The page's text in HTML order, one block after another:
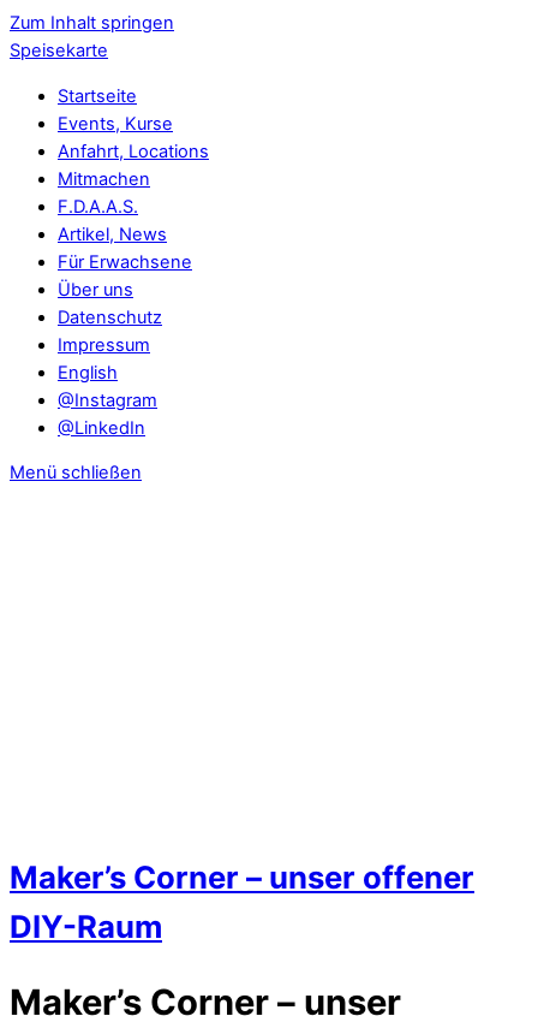
Zum Inhalt springen
Speisekarte
Startseite
Events, Kurse
Anfahrt, Locations
Mitmachen
F.D.A.A.S.
Artikel, News
Für Erwachsene
Über uns
Datenschutz
Impressum
English
@Instagram
@LinkedIn
Menü schließen
Maker’s Corner – unser offener
DIY-Raum
Maker’s Corner – unser